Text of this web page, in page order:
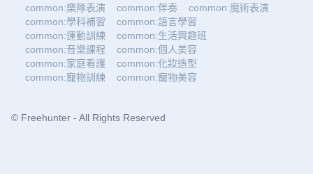
common:樂隊表演
common:伴奏
common:魔術表演
common:學科補習
common:語言學習
common:運動訓練
common:生活興趣班
common:音樂課程
common:個人美容
common:家庭看護
common:化妝造型
common:寵物訓練
common:寵物美容
© Freehunter - All Rights Reserved